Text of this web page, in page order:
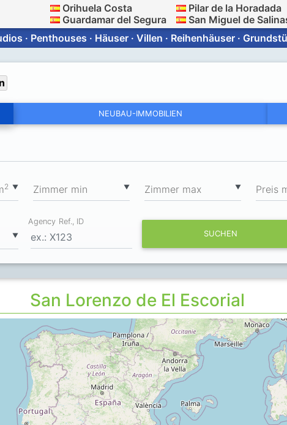
Orihuela Costa
Guardamar del Segura
Pilar de la Horadada
San Miguel de
· Penthouses · Häuser · Villen · Reihenhäuser ·
NEUBAU-IMMOBILIEN
▼
2 ▼
Zimmer min ▼
Zimmer max Preis
▼
Agency Ref., ID
SUCHEN
San Lorenzo de El Escorial